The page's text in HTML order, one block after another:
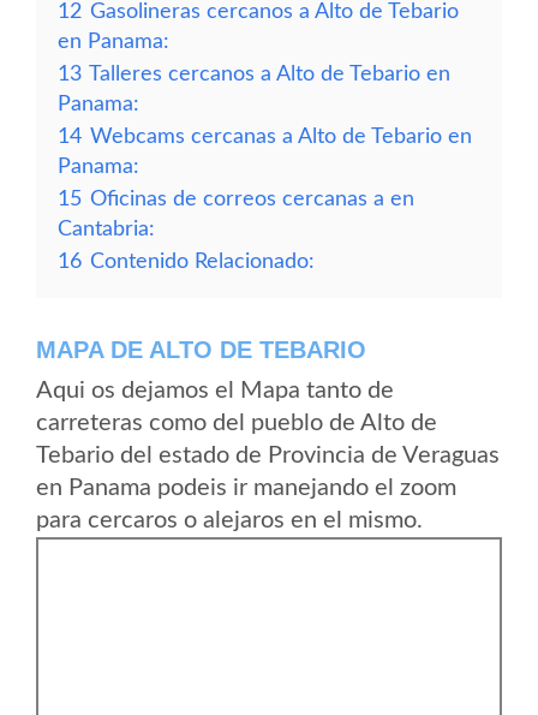
12 Gasolineras cercanos a Alto de Tebario
en Panama:
13 Talleres cercanos a Alto de Tebario en
Panama:
14 Webcams cercanas a Alto de Tebario en
Panama:
15 Oficinas de correos cercanas a en
Cantabria:
16 Contenido Relacionado:
MAPA DE ALTO DE TEBARIO
Aqui os dejamos el Mapa tanto de
carreteras como del pueblo de Alto de
Tebario del estado de Provincia de Veraguas
en Panama podeis ir manejando el zoom
para cercaros o alejaros en el mismo.